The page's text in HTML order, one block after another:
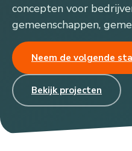
concepten voor
gemeenschappen,
Neem de volgende
Bekijk projecten